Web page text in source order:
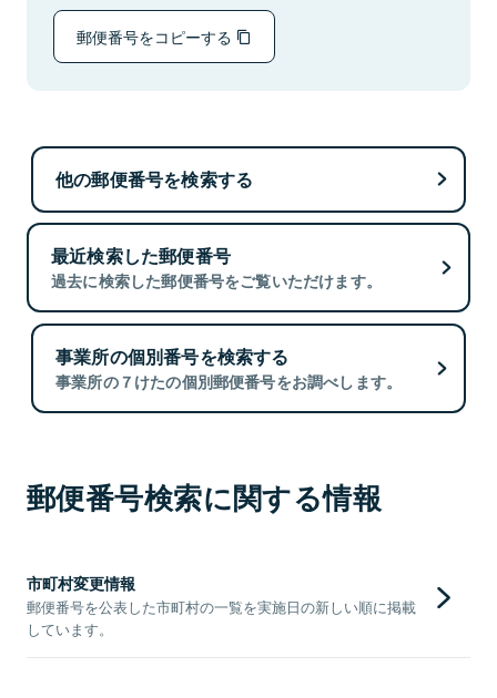
郵便番号をコピーする
他の郵便番号を検索する
最近検索した郵便番号
過去に検索した郵便番号をご覧いただけます。
事業所の個別番号を検索する
事業所の７けたの個別郵便番号をお調べします。
郵便番号検索に関する情報
市町村変更情報
郵便番号を公表した市町村の一覧を実施日の新しい順に掲載
しています。